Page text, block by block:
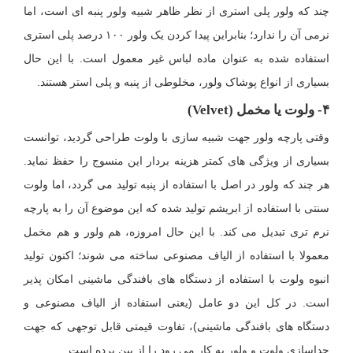
چند که ولور پلی استری از نظر ظاهر شبیه ولور پنبه ای است، اما
نرمی آن را ندارد؛ بنابراین پیدا کردن یک ولور ۱۰۰ درصد پلی استری
استفاده شده به عنوان ماده لباس غیر معمول است. با این حال
بسیاری از انواع پوشاک ولور، مخلوطی از پنبه و پلی استر هستند.
۴- ولوت یا مخمل ( Velvet
)
وقتی پارچه ولور جهت شبیه سازی با ولوت طراحی گردید، توانست
بسیاری از ویژگی های کمتر هزینه بردار این منسوج را حفظ نماید.
هر چند که ولور در اصل با استفاده از پنبه تولید می گردد، اما ولوت
سنتی با استفاده از ابریشم تولید شده که این موضوع آن را به پارچه
نرم تری تبدیل می کند. با این حال امروزه، هم ولور و هم مخمل
معمولا با استفاده از الیاف مصنوعی ساخته می شوند؛ اکنون تولید
انبوه ولوت با استفاده از دستگاه های بافندگی ماشینی امکان پذیر
است. در کل این دو عامل (یعنی استفاده از الیاف مصنوعی و
دستگاه های بافندگی ماشینی)، تفاوت قیمتی قابل توجهی که جهت
جداسازی ولوت و ولور به کار می رود را از بین برده است.